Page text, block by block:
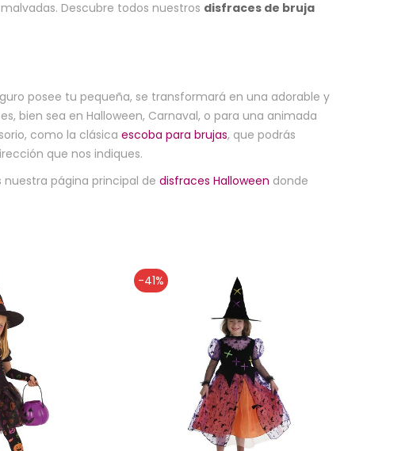
Descubre todos nuestros disfraces de bruja
posee tu pequeña, se transformará en una adorable y
bien sea en Halloween, Carnaval, o para una animada
como la clásica escoba para brujas, que podrás
que nos indiques.
página principal de disfraces Halloween donde
-41%